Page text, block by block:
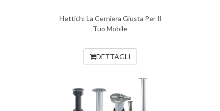
Hettich: La Cerniera Giusta Per Il
Tuo Mobile
DETTAGLI